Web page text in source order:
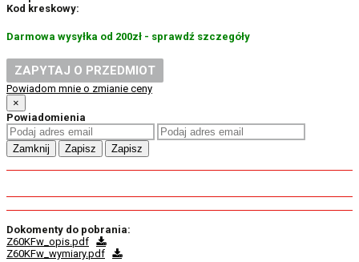
Kod kreskowy:
Darmowa wysyłka od 200zł - sprawdź szczegóły
ZAPYTAJ O PRZEDMIOT
Powiadom mnie o zmianie ceny
×
Powiadomienia
Zamknij Zapisz Zapisz
Dokomenty do pobrania:
Z60KFw_opis.pdf
Z60KFw_wymiary.pdf